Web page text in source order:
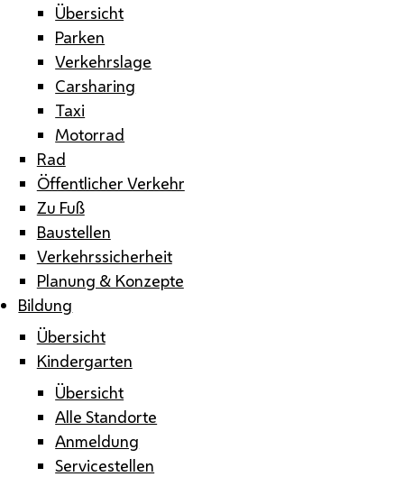
Übersicht
Parken
Verkehrslage
Carsharing
Taxi
Motorrad
Rad
Öffentlicher Verkehr
Zu Fuß
Baustellen
Verkehrssicherheit
Planung & Konzepte
Bildung
Übersicht
Kindergarten
Übersicht
Alle Standorte
Anmeldung
Servicestellen